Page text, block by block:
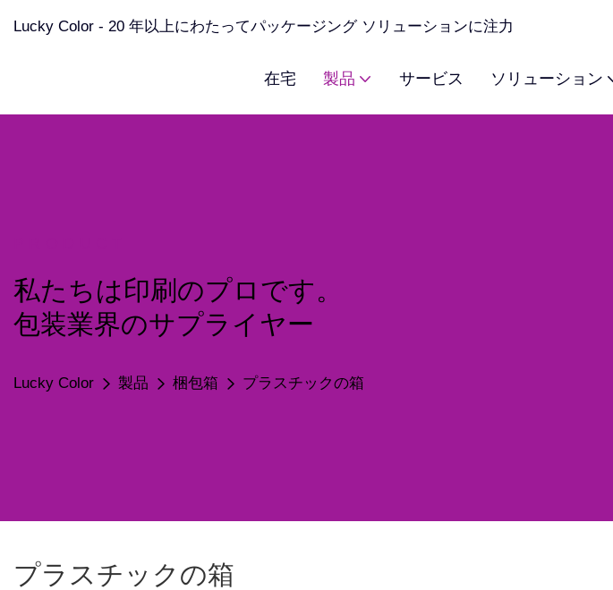
Lucky Color - 20 年以上にわたってパッケージング ソリューションに注力
在宅 製品 サービス ソリューション
私たちは印刷のプロです。
包装業界のサプライヤー
Lucky Color 製品 梱包箱 プラスチックの箱
プラスチックの箱